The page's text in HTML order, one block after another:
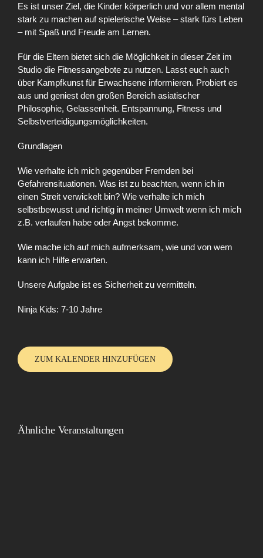
Es ist unser Ziel, die Kinder körperlich und vor allem mental
stark zu machen auf spielerische Weise – stark fürs Leben
– mit Spaß und Freude am Lernen.
Für die Eltern bietet sich die Möglichkeit in dieser Zeit im
Studio die Fitnessangebote zu nutzen. Lasst euch auch
über Kampfkunst für Erwachsene informieren. Probiert es
aus und geniest den großen Bereich asiatischer
Philosophie, Gelassenheit. Entspannung, Fitness und
Selbstverteidigungsmöglichkeiten.
Grundlagen
Wie verhalte ich mich gegenüber Fremden bei
Gefahrensituationen. Was ist zu beachten, wenn ich in
einen Streit verwickelt bin? Wie verhalte ich mich
selbstbewusst und richtig in meiner Umwelt wenn ich mich
z.B. verlaufen habe oder Angst bekomme.
Wie mache ich auf mich aufmerksam, wie und von wem
kann ich Hilfe erwarten.
Unsere Aufgabe ist es Sicherheit zu vermitteln.
Ninja Kids: 7-10 Jahre
ZUM KALENDER HINZUFÜGEN
Ähnliche Veranstaltungen